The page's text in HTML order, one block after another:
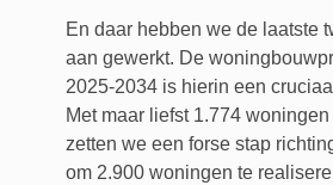
En daar hebben we de laatste
aan gewerkt. De
2025-2034 is hierin een
Met maar liefst 1.774
zetten we een forse stap
om 2.900 woningen te